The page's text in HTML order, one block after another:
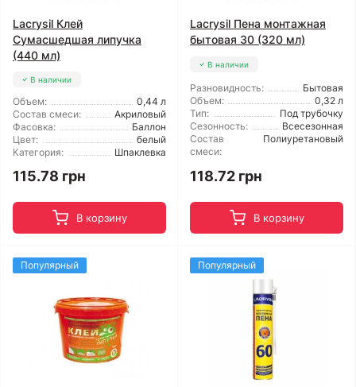
Lacrysil Клей
Сумасшедшая липучка
(440 мл)
В наличии
Объем:
0,44 л
Состав смеси:
Акриловый
Фасовка:
Баллон
Цвет:
белый
Категория:
Шпаклевка
115.78 грн
В корзину
Lacrysil Пена монтажная
бытовая 30 (320 мл)
В наличии
Разновидность:
Бытовая
Объем:
0,32 л
Тип:
Под трубочку
Сезонность:
Всесезонная
Состав
смеси:
Полиуретановый
118.72 грн
В корзину
Популярный Популярный